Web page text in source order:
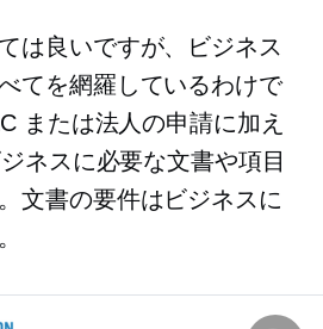
は良いですが、ビジネス
てを網羅しているわけで
または法人の申請に加え
ネスに必要な文書や項目
文書の要件はビジネスに